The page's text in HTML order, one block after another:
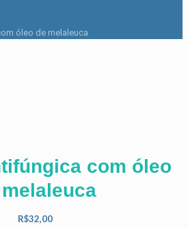
óleo de melaleuca
com óleo
R$32,00